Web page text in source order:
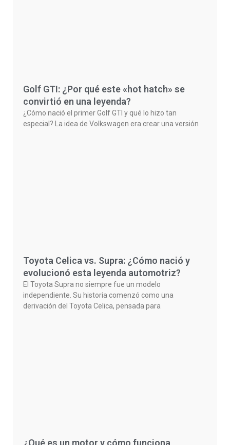
Golf GTI: ¿Por qué este «hot hatch» se
convirtió en una leyenda?
¿Cómo nació el primer Golf GTI y qué lo hizo tan
especial? La idea de Volkswagen era crear una versión
Toyota Celica vs. Supra: ¿Cómo nació y
evolucionó esta leyenda automotriz?
El Toyota Supra no siempre fue un modelo
independiente. Su historia comenzó como una
derivación del Toyota Celica, pensada para
¿Qué es un motor y cómo funciona